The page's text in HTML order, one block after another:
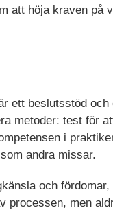
att höja kraven på
ett beslutsstöd och
metoder: test för
i
andra missar.
och
processen, men